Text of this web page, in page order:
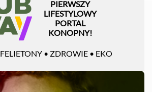
PIERWSZY
LIFESTYLOWY
PORTAL
KONOPNY!
• ZDROWIE • EKO